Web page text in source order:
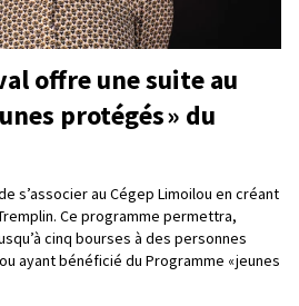
offre une suite au
protégés » du
s’associer au Cégep Limoilou en créant
Ce programme permettra,
cinq bourses à des personnes
ayant bénéficié du Programme « jeunes